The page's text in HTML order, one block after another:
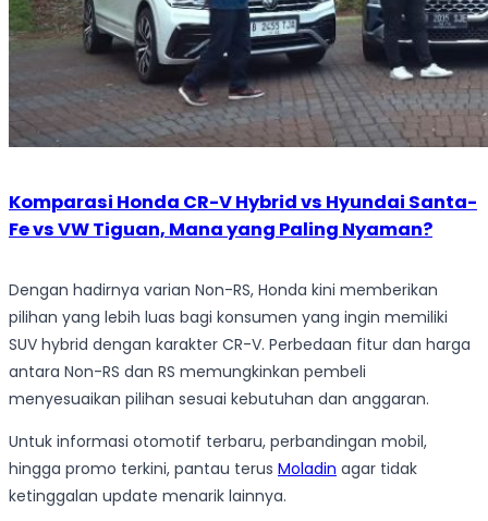
Komparasi Honda CR-V Hybrid vs Hyundai Santa-
Fe vs VW Tiguan, Mana yang Paling Nyaman?
Dengan hadirnya varian Non-RS, Honda kini memberikan
pilihan yang lebih luas bagi konsumen yang ingin memiliki
SUV hybrid dengan karakter CR-V. Perbedaan fitur dan harga
antara Non-RS dan RS memungkinkan pembeli
menyesuaikan pilihan sesuai kebutuhan dan anggaran.
Untuk informasi otomotif terbaru, perbandingan mobil,
hingga promo terkini, pantau terus Moladin agar tidak
ketinggalan update menarik lainnya.